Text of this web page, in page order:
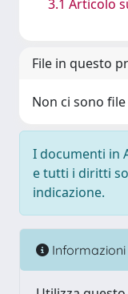
3.1 Articolo
File in questo
Non ci sono
I documenti in
e tutti i diritti
indicazione.
Informazioni